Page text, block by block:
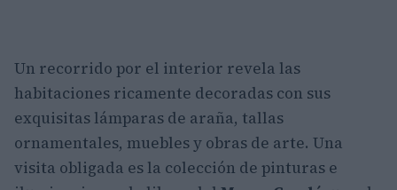
Un recorrido por el interior revela las
habitaciones ricamente decoradas con sus
exquisitas lámparas de araña, tallas
ornamentales, muebles y obras de arte. Una
visita obligada es la colección de pinturas e